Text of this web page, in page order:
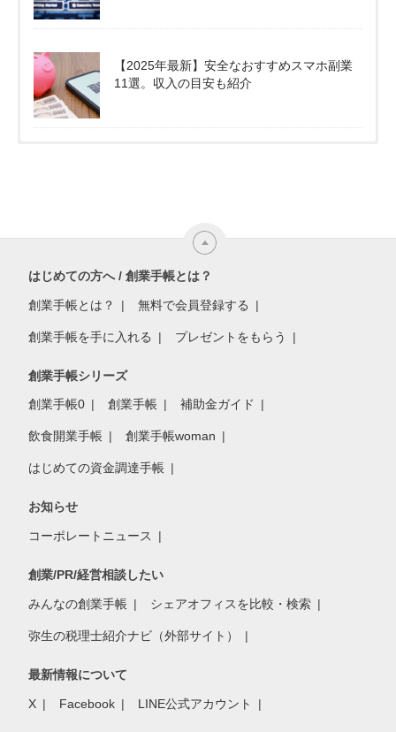
【2025年最新】安全なおすすめスマホ副業
11選。収入の目安も紹介
はじめての方へ / 創業手帳とは？
創業手帳とは？ 無料で会員登録する
創業手帳を手に入れる プレゼントをもらう
創業手帳シリーズ
創業手帳0 創業手帳 補助金ガイド
飲食開業手帳 創業手帳woman
はじめての資金調達手帳
お知らせ
コーポレートニュース
創業/PR/経営相談したい
みんなの創業手帳 シェアオフィスを比較・検索
弥生の税理士紹介ナビ（外部サイト）
最新情報について
X Facebook LINE公式アカウント